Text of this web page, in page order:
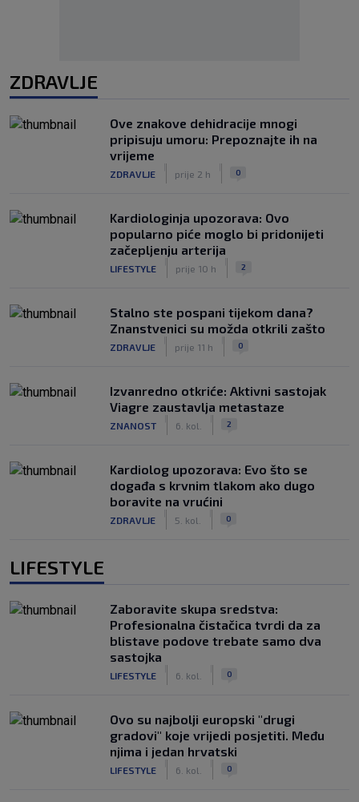
ZDRAVLJE
Ove znakove dehidracije mnogi
pripisuju umoru: Prepoznajte ih na
vrijeme
ZDRAVLJE prije 2 h 0
Kardiologinja upozorava: Ovo
popularno piće moglo bi pridonijeti
začepljenju arterija
LIFESTYLE prije 10 h 2
Stalno ste pospani tijekom dana?
Znanstvenici su možda otkrili zašto
ZDRAVLJE prije 11 h 0
Izvanredno otkriće: Aktivni sastojak
Viagre zaustavlja metastaze
ZNANOST 6. kol. 2
Kardiolog upozorava: Evo što se
događa s krvnim tlakom ako dugo
boravite na vrućini
ZDRAVLJE 5. kol. 0
LIFESTYLE
Zaboravite skupa sredstva:
Profesionalna čistačica tvrdi da za
blistave podove trebate samo dva
sastojka
LIFESTYLE 6. kol. 0
Ovo su najbolji europski "drugi
gradovi" koje vrijedi posjetiti. Među
njima i jedan hrvatski
LIFESTYLE 6. kol. 0